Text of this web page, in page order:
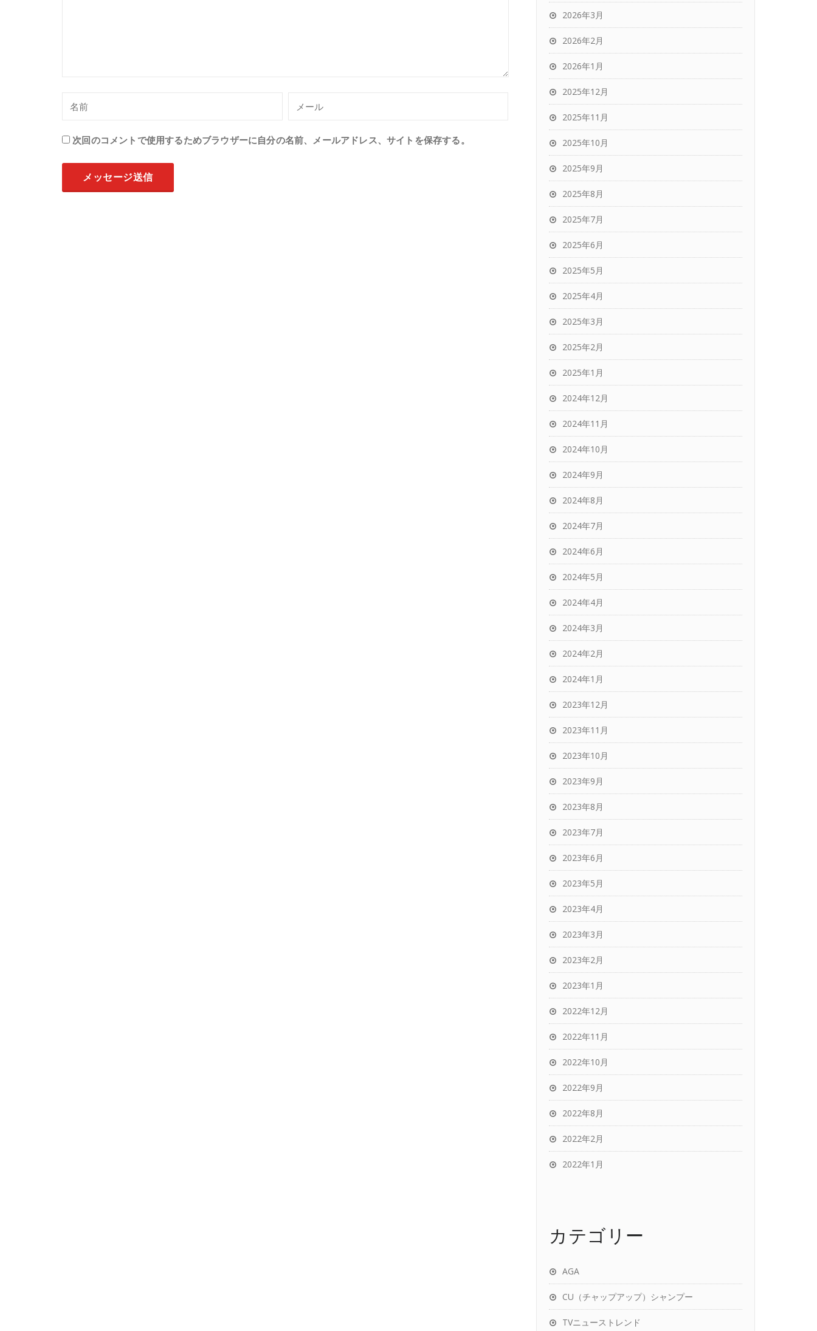
次回のコメントで使用するためブラウザーに自分の名前、メールアドレス、サイトを保存する。
2026年3月
2026年2月
2026年1月
2025年12月
2025年11月
2025年10月
2025年9月
2025年8月
2025年7月
2025年6月
2025年5月
2025年4月
2025年3月
2025年2月
2025年1月
2024年12月
2024年11月
2024年10月
2024年9月
2024年8月
2024年7月
2024年6月
2024年5月
2024年4月
2024年3月
2024年2月
2024年1月
2023年12月
2023年11月
2023年10月
2023年9月
2023年8月
2023年7月
2023年6月
2023年5月
2023年4月
2023年3月
2023年2月
2023年1月
2022年12月
2022年11月
2022年10月
2022年9月
2022年8月
2022年2月
2022年1月
カテゴリー
AGA
CU（チャップアップ）シャンプー
TVニューストレンド